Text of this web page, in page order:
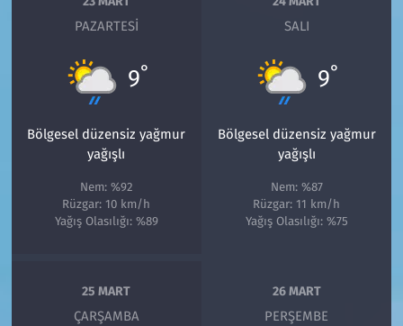
PAZARTESI
9°
Bölgesel düzensiz yağmur
yağışlı
Nem: %92
Rüzgar: 10 km/h
Yağış Olasılığı: %89
SALI
9°
Bölgesel düzensiz yağmur
yağışlı
Nem: %87
Rüzgar: 11 km/h
Yağış Olasılığı: %75
25 MART
ÇARŞAMBA
26 MART
PERŞEMBE